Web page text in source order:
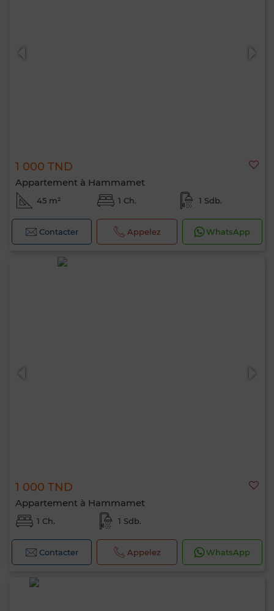
1 000 TND
Appartement à Hammamet
45 m² 1 Ch. 1 Sdb.
Contacter Appelez WhatsApp
1 000 TND
Appartement à Hammamet
1 Ch. 1 Sdb.
Contacter Appelez WhatsApp